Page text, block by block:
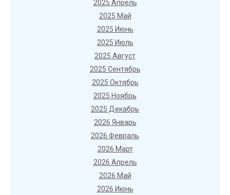
2025 Апрель
2025 Май
2025 Июнь
2025 Июль
2025 Август
2025 Сентябрь
2025 Октябрь
2025 Ноябрь
2025 Декабрь
2026 Январь
2026 Февраль
2026 Март
2026 Апрель
2026 Май
2026 Июнь